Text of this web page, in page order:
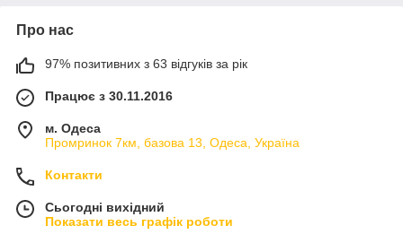
Про нас
97% позитивних з 63 відгуків за рік
Працює з 30.11.2016
м. Одеса
Промринок 7км, базова 13, Одеса, Україна
Контакти
Сьогодні вихідний
Показати весь графік роботи